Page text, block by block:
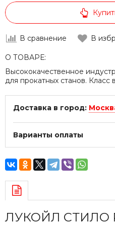
В сравнение В
О ТОВАРЕ:
Высококачественное
для прокатных станов. Класс
Доставка в город:
Варианты оплаты
ЛУКОЙЛ СТИЛО